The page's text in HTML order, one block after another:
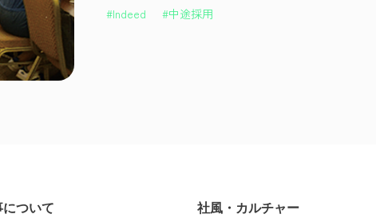
#Indeed #中途採用
について 社風・カルチャー